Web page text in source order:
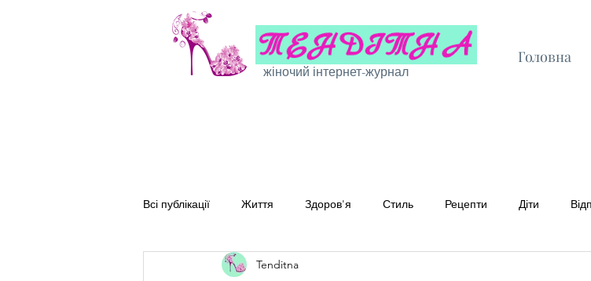
жіночий інтернет-журнал
Головна
Всі публікації Життя Здоров'я Стиль Рецепти Діти
Сімейні рецепти Перевірені рецепти
Tenditna